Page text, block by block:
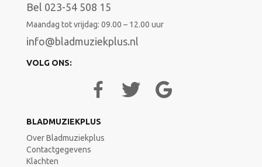
Bel 023-54 508 15
Maandag tot vrijdag: 09.00 – 12.00 uur
info@bladmuziekplus.nl
VOLG ONS:
BLADMUZIEKPLUS
Over Bladmuziekplus
Contactgegevens
Klachten